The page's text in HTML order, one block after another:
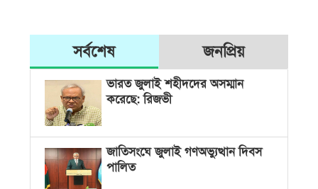
সর্বশেষ জনপ্রিয়
ভারত জুলাই শহীদদের অসম্মান
করেছে: রিজভী
জাতিসংঘে জুলাই গণঅভ্যুত্থান দিবস
পালিত